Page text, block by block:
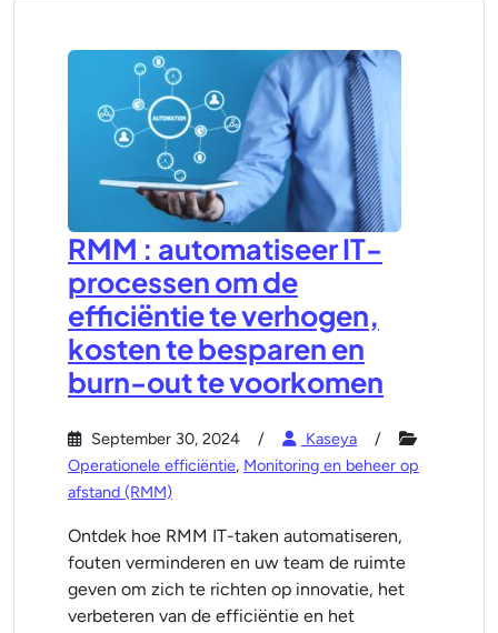
RMM : automatiseer IT-
processen om de
efficiëntie te verhogen,
kosten te besparen en
burn-out te voorkomen
September 30, 2024
Kaseya
Operationele efficiëntie, Monitoring en beheer op
afstand (RMM)
Ontdek hoe RMM IT-taken automatiseren,
fouten verminderen en uw team de ruimte
geven om zich te richten op innovatie, het
verbeteren van de efficiëntie en het